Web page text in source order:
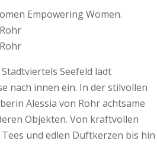
Seefeld lädt
nach innen ein. In der stilvollen
Alessia von Rohr achtsame
Objekten. Von kraftvollen
und edlen Duftkerzen bis hin